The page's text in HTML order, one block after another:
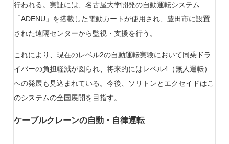
行われる。実証には、名古屋大学開発の自動運転システム
「ADENU」を搭載した電動カートが使用され、豊田市に設置
された遠隔センターから監視・支援を行う。
これにより、現在のレベル2の自動運転実験において同乗ドラ
イバーの負担軽減が図られ、将来的にはレベル4（無人運転）
への発展も見込まれている。今後、ソリトンとエクセイドはこ
のシステムの全国展開を目指す。
ケーブルクレーンの自動・自律運転